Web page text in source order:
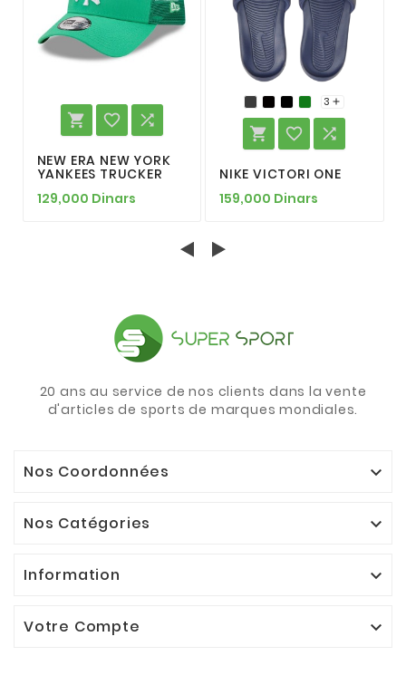
  
NEW ERA NEW YORK
YANKEES TRUCKER
129,000 Dinars
3 
  
NIKE VICTORI ONE
159,000 Dinars
20 ans au service de nos clients dans la vente
d'articles de sports de marques mondiales.
Nos Coordonnées 
Nos Catégories 
Information 
Votre Compte 